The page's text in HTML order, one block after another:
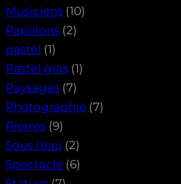
Musiciens (10)
Papillons (2)
pastel (1)
Pastel gras (1)
Paysages (7)
Photographie (7)
Pierres (9)
Sous l'eau (2)
Spectacle (6)